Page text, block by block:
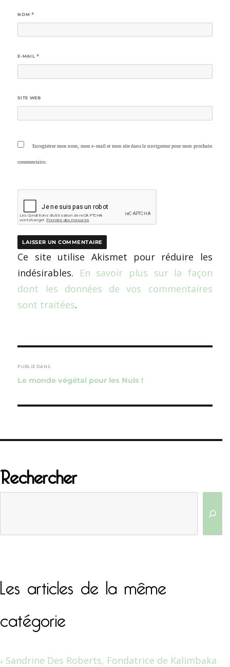
NOM *
E-MAIL *
SITE WEB
Enregistrer mon nom, mon e-mail et mon site dans le navigateur pour mon prochain
commentaire.
Ce site utilise Akismet pour réduire les
indésirables. En savoir plus sur la façon
dont les données de vos commentaires
sont traitées.
de
l’article
PUBLIÉ DANS
Le monde végétal pour les Nuls !
Rechercher
Les articles de la même
catégorie
Sandrine Des Roberts, Fondatrice de Kalimbaka